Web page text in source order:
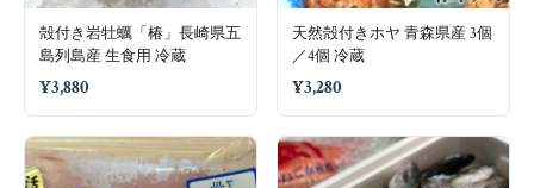
殻付き岩牡蠣「椿」長崎県五
島列島産 生食用 冷蔵
¥3,880
天然殻付きホヤ 青森県産 3個
／4個 冷蔵
¥3,280